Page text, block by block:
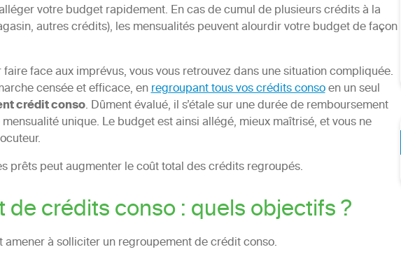
votre budget rapidement. En cas de cumul de plusieurs crédits à la
autres crédits), les mensualités peuvent alourdir votre budget de façon
face aux imprévus, vous vous retrouvez dans une situation compliquée.
censée et efficace, enregroupant tous vos crédits consoen un seul
crédit conso. Dûment évalué, il s’étale sur une durée de remboursement
unique. Le budget est ainsi allégé, mieux maîtrisé, et vous ne
prêts peut augmenter le coût total des crédits regroupés.
crédits conso : quels objectifs ?
à solliciter un regroupement de crédit conso.